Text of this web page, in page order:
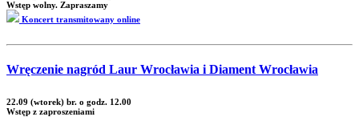
Wstęp wolny. Zapraszamy
Koncert transmitowany online
Wręczenie nagród Laur Wrocławia i Diament Wrocławia
22.09 (wtorek) br. o godz. 12.00
Wstęp z zaproszeniami